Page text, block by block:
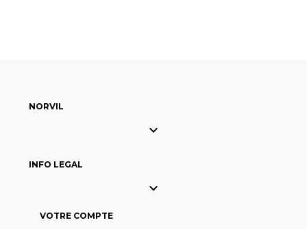
NORVIL

INFO LEGAL

VOTRE COMPTE